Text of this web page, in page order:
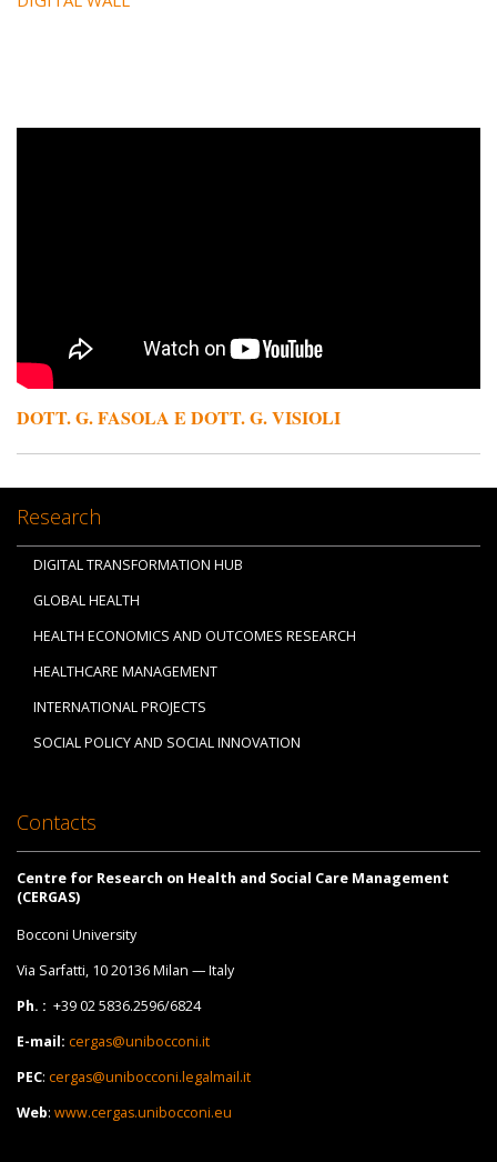
DOTT. G. FASOLA E DOTT. G. VISIOLI
Research
DIGITAL TRANSFORMATION HUB
GLOBAL HEALTH
HEALTH ECONOMICS AND OUTCOMES RESEARCH
HEALTHCARE MANAGEMENT
INTERNATIONAL PROJECTS
SOCIAL POLICY AND SOCIAL INNOVATION
Contacts
Centre for Research on Health and Social Care Management
(CERGAS)
Bocconi University
Via Sarfatti, 10 20136 Milan — Italy
Ph. : +39 02 5836.2596/6824
E-mail: cergas@unibocconi.it
PEC: cergas@unibocconi.legalmail.it
Web: www.cergas.unibocconi.eu